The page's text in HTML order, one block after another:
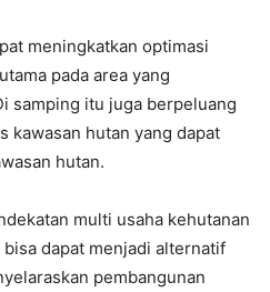
meningkatkan optimasi
pada area yang
samping itu juga berpeluang
kawasan hutan yang dapat
hutan.
multi usaha kehutanan
dapat menjadi alternatif
pembangunan